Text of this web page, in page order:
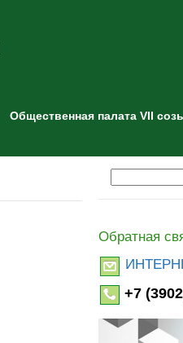
Общественная палата VII
Обратная
+7